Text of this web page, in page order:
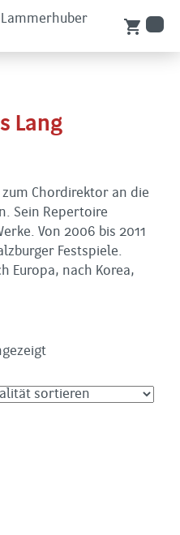
shopping_cart
Lang
zum Chordirektor an die
Sein Repertoire
Von 2006 bis 2011
Festspiele.
Europa, nach Korea,